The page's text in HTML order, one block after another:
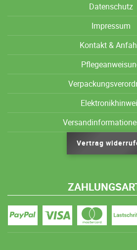
Datenschutz
Impressum
Kontakt &
Vertrag